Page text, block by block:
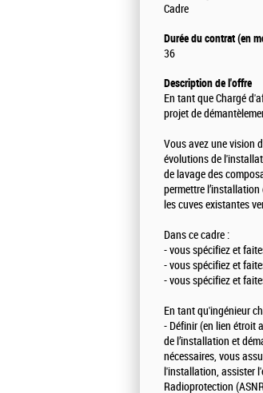
Cadre
Durée du contrat (en
36
Description de l'offre
En tant que Chargé
projet de
Vous avez une vision
évolutions de
de lavage des
permettre
les cuves existantes
Dans ce cadre :
- vous spécifiez et
- vous spécifiez et
- vous spécifiez et
En tant qu'ingénieur
- Définir (en lien étroit
de l’installation et
nécessaires, vous
l'installation, assister
Radioprotection